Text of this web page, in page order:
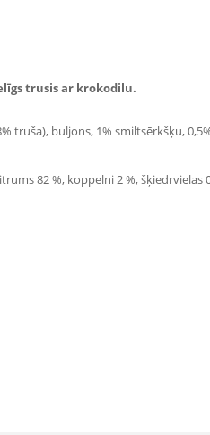
trusis ar krokodilu.
truša), buljons, 1% smiltsērkšķu,
82 %, koppelni 2 %, šķiedrvielas